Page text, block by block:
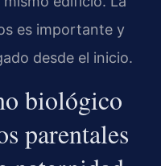
es importante y
desde el inicio.
biológico
parentales